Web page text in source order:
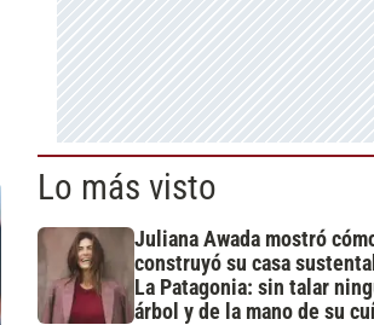
Lo más visto
Juliana Awada mostró
construyó su casa
La Patagonia: sin talar
árbol y de la mano de su